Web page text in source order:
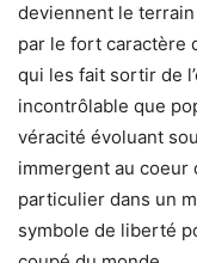
deviennent le
par le fort caractère
qui les fait sortir de
incontrôlable que
véracité évoluant
immergent au
particulier dans un
symbole de liberté